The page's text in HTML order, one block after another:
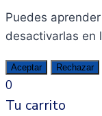
Puedes
desactivarlas en
Aceptar Rechazar
0
Tu carrito